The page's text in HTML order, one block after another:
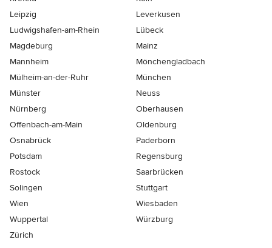
Leipzig
Leverkusen
Ludwigshafen-am-Rhein
Lübeck
Magdeburg
Mainz
Mannheim
Mönchen­gladbach
Mülheim-an-der-Ruhr
München
Münster
Neuss
Nürnberg
Oberhausen
Offenbach-am-Main
Oldenburg
Osnabrück
Paderborn
Potsdam
Regensburg
Rostock
Saarbrücken
Solingen
Stuttgart
Wien
Wiesbaden
Wuppertal
Würzburg
Zürich